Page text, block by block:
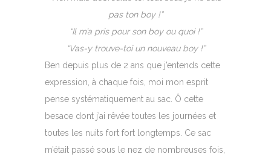
pas ton boy !”
“Il m’a pris pour son boy ou quoi !”
“Vas-y trouve-toi un nouveau boy !”
Ben depuis plus de 2 ans que j’entends cette
expression, à chaque fois, moi mon esprit
pense systématiquement au sac. Ô cette
besace dont j’ai rêvée toutes les journées et
toutes les nuits fort fort longtemps. Ce sac
m’était passé sous le nez de nombreuses fois,